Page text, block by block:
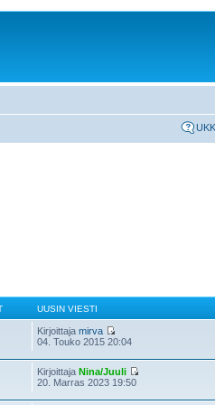
UKK
UUSIN VIESTI
Kirjoittajamirva
04. Touko 2015 20:04
KirjoittajaNina/Juuli
20. Marras 2023 19:50